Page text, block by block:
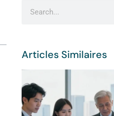
Articles Similaires